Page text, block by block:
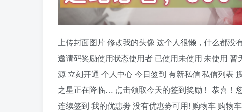
上传封面图片 修改我的头像 这个人很懒，什么都没
邀请码奖励使用状态使用者 已使用未使用 未使用
源 立刻开通 个人中心 今日签到 有新私信 私信列表
之星正在降临… 点击领取今天的签到奖励！ 恭喜！
连续签到 我的优惠劵 没有优惠劵可用! 购物车 购物